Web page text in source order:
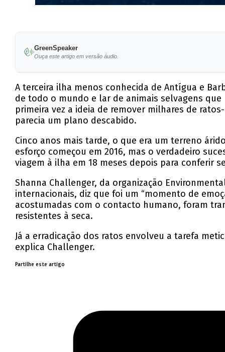
GreenSpeaker
Ouça este artigo em versão áudio.
A terceira ilha menos conhecida de Antígua e
de todo o mundo e lar de animais selvagens
primeira vez a ideia de remover milhares de
parecia um plano descabido.
Cinco anos mais tarde, o que era um terreno
esforço começou em 2016, mas o verdadeiro
viagem à ilha em 18 meses depois para conferir
Shanna Challenger, da organização
internacionais, diz que foi um “momento de
acostumadas com o contacto humano, foram
resistentes à seca.
Já a erradicação dos ratos envolveu a tarefa
explica Challenger.
Partilhe este artigo